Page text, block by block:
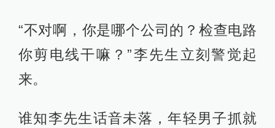
“不对啊，你是哪个公司的？检查电路
你剪电线干嘛？”李先生立刻警觉起
来。
谁知李先生话音未落，年轻男子抓就